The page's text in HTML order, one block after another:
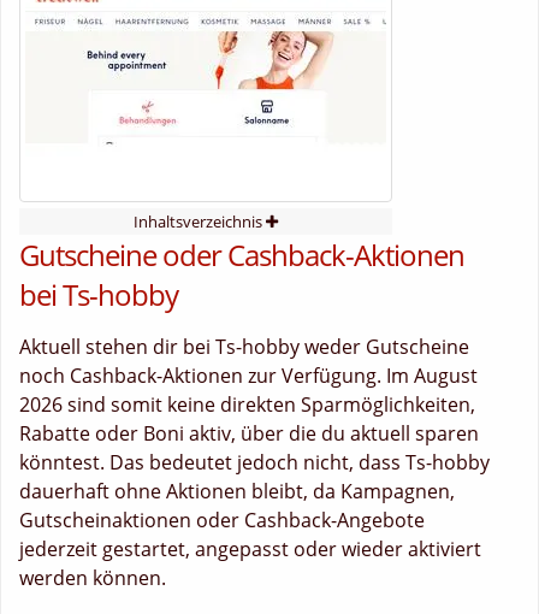
Inhaltsverzeichnis
Gutscheine oder Cashback-Aktionen
bei Ts-hobby
Aktuell stehen dir bei Ts-hobby weder Gutscheine
noch Cashback-Aktionen zur Verfügung. Im August
2026 sind somit keine direkten Sparmöglichkeiten,
Rabatte oder Boni aktiv, über die du aktuell sparen
könntest. Das bedeutet jedoch nicht, dass Ts-hobby
dauerhaft ohne Aktionen bleibt, da Kampagnen,
Gutscheinaktionen oder Cashback-Angebote
jederzeit gestartet, angepasst oder wieder aktiviert
werden können.